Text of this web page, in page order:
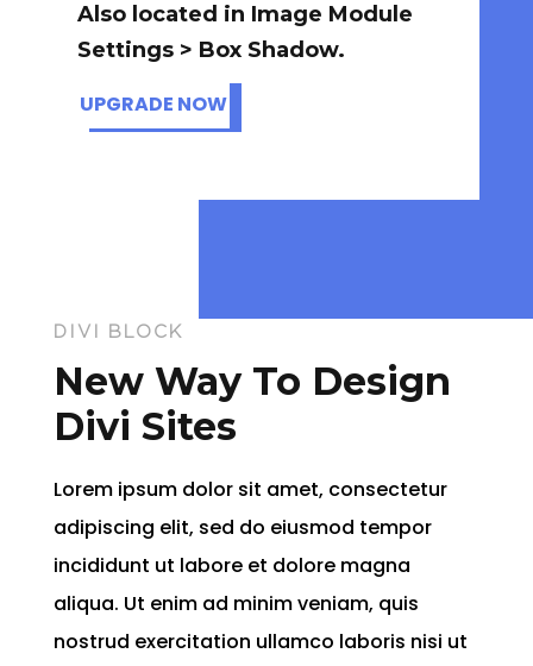
Also located in Image Module
Settings > Box Shadow.
UPGRADE NOW
DIVI BLOCK
New Way To Design
Divi Sites
Lorem ipsum dolor sit amet, consectetur
adipiscing elit, sed do eiusmod tempor
incididunt ut labore et dolore magna
aliqua. Ut enim ad minim veniam, quis
nostrud exercitation ullamco laboris nisi ut